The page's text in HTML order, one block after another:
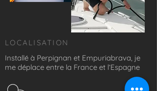
LOCALISATION
Installé à Perpignan et Empuriabrava, je
me déplace entre la France et l’Espagne